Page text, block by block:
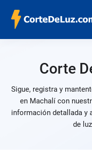
Corte
Sigue, registra y
en Machalí con
información detallada y
de